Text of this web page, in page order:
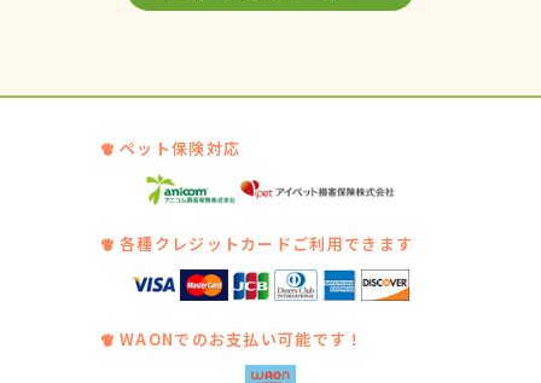
ペット保険対応
各種クレジットカードご利用できます
WAONでのお支払い可能です！